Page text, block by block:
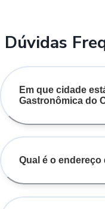
Dúvidas
Em que cidade
Gastronômica do
Qual é o endereço